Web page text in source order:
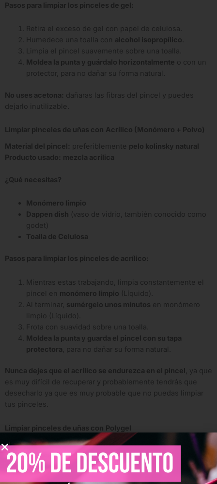
Pasos para limpiar los pinceles de gel:
Retira el exceso de gel con papel de celulosa.
Humedece una toalla con alcohol isopropílico
Limpia el pincel suavemente sobre una toalla.
Moldea la punta y guárdalo horizontalmente o con un
protector, para no dañar su forma natural.
No uses acetona: dañaras las fibras del pincel y puedes
dejarlo inutilizable.
Limpiar pinceles de uñas con Acrílico (Monómero + Polvo)
Material del pincel: preferiblemente pelo kolinsky natural
Producto usado: mezcla acrílica
¿Qué necesitas?
Monómero limpio
Dappen dish (vaso de vidrio, también conocido como
godet)
Toalla de Celulosa
Pasos para limpiar los pinceles de acrílico:
Mientras estas trabajando, limpia constantemente el
pincel en monómero limpio (Líquido).
Al terminar, sumérgelo unos minutos en monómero
limpio (Líquido).
Frota con suavidad sobre una toalla.
Moldea la punta y guarda el pincel con su tapa
protectora , para no dañar su forma natural.
Nunca dejes que el acrílico se endurezca en el pincel
, ya que
es muy difícil de recuperar y probablemente tendrás que
desecharlo ya que es muy probable que no puedas limpiar
tus pinceles.
Limpiar pinceles de uñas con Polygel
Material del pincel:sintético
Producto usado: polygel (gel en tubo) +alcoholo
solution